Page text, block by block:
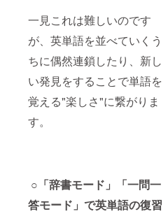
一見これは難しいのです
が、英単語を並べていくう
ちに偶然連鎖したり、新し
い発見をすることで単語を
覚える"楽しさ"に繋がりま
す。
○「辞書モード」「一問一
答モード」で英単語の復習